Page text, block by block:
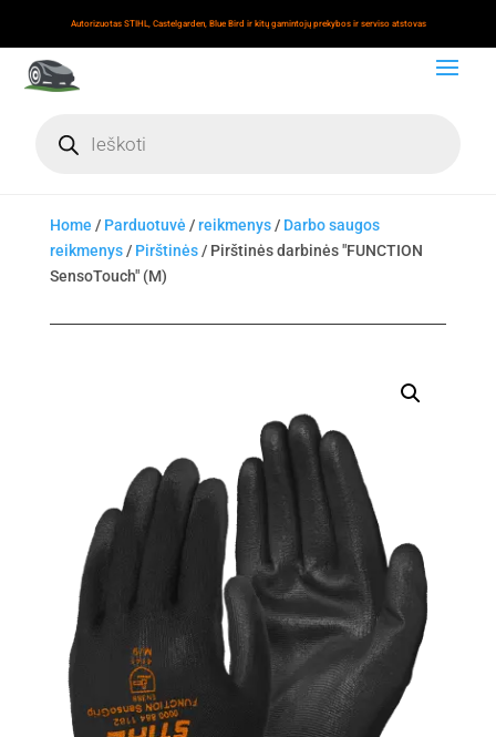
Autorizuotas STIHL, Castelgarden, Blue Bird ir kitų gamintojų prekybos ir serviso atstovas
search
Home / Parduotuvė /reikmenys/ Darbo saugos
reikmenys/ Pirštinės/ Pirštinės darbinės "FUNCTION
SensoTouch" (M)